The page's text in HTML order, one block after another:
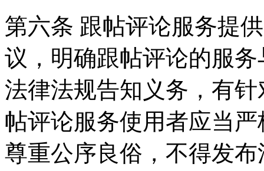
第六条 跟帖评论服务提
议，明确跟帖评论的服
法律法规告知义务，有
帖评论服务使用者应当
尊重公序良俗，不得发